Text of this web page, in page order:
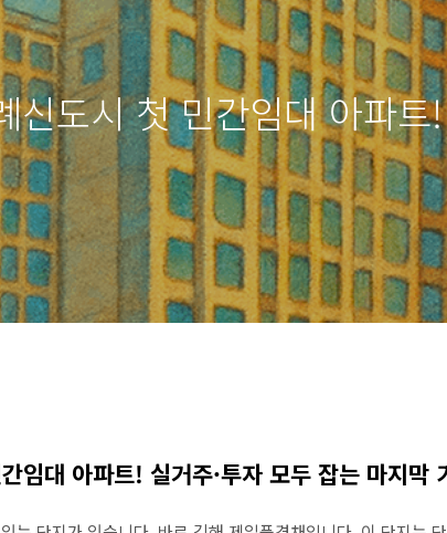
신도시 첫 민간임대 아파
임대 아파트! 실거주·투자 모두 잡는 마지막